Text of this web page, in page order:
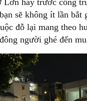
Lớn hay trước cổng
sẽ không ít lần bắt
đỗ lại mang theo
người ghé đến